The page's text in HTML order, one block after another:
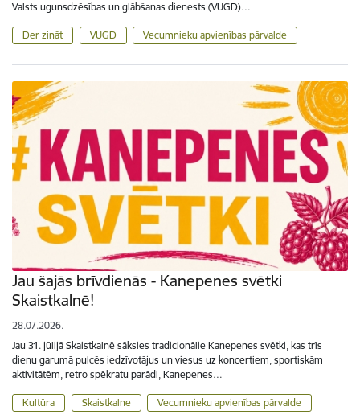
Valsts ugunsdzēsības un glābšanas dienests (VUGD)…
Der zināt VUGD Vecumnieku apvienības pārvalde
Jau šajās brīvdienās - Kanepenes svētki
Skaistkalnē!
28.07.2026.
Jau 31. jūlijā Skaistkalnē sāksies tradicionālie Kanepenes svētki, kas trīs
dienu garumā pulcēs iedzīvotājus un viesus uz koncertiem, sportiskām
aktivitātēm, retro spēkratu parādi, Kanepenes…
Kultūra Skaistkalne Vecumnieku apvienības pārvalde